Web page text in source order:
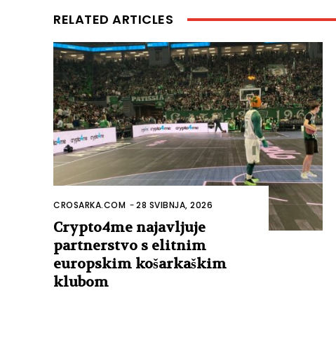
RELATED ARTICLES
CROSARKA.COM -28 SVIBNJA, 2026
Crypto4me najavljuje
partnerstvo s elitnim
europskim košarkaškim
klubom